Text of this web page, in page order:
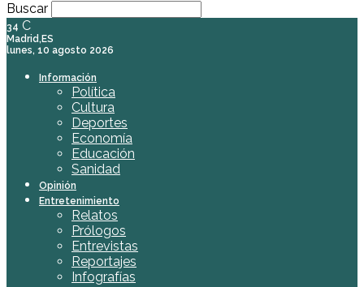
Buscar
34 C
Madrid,ES
lunes, 10 agosto 2026
Información
Política
Cultura
Deportes
Economía
Educación
Sanidad
Opinión
Entretenimiento
Relatos
Prólogos
Entrevistas
Reportajes
Infografías